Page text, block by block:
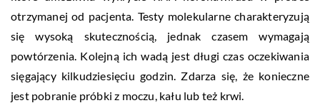
otrzymanej od pacjenta. Testy molekularne charakteryzują
się wysoką skutecznością, jednak czasem wymagają
powtórzenia. Kolejną ich wadą jest długi czas oczekiwania
sięgający kilkudziesięciu godzin. Zdarza się, że konieczne
jest pobranie próbki z moczu, kału lub też krwi.